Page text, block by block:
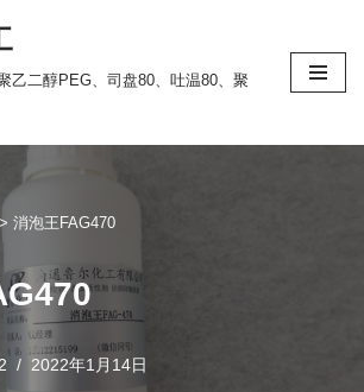
乙二醇PEG、司盘80、吐温80、聚
> 消泡王FAG470
2022年1月14日